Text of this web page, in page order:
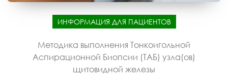
ИНФОРМАЦИЯ ДЛЯ ПАЦИЕНТОВ
Методика выполнения Тонкоигольной
Аспирационной Биопсии (ТАБ) узла(ов)
щитовидной железы